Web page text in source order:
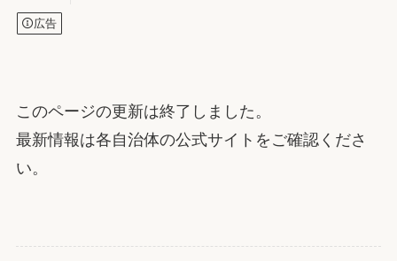
広告
このページの更新は終了しました。
最新情報は各自治体の公式サイトをご確認くださ
い。